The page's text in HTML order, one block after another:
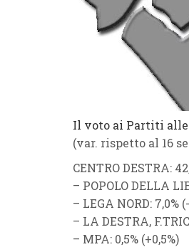
Il voto ai Partiti
(var. rispetto al 16
CENTRO DESTRA:
– POPOLO DELLA
– LEGA NORD: 7,0% (
– LA DESTRA, F.TRIC
– MPA: 0,5% (+0,5%)